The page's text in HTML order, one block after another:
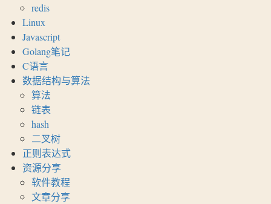
redis
Linux
Javascript
Golang笔记
C语言
数据结构与算法
算法
链表
hash
二叉树
正则表达式
资源分享
软件教程
文章分享